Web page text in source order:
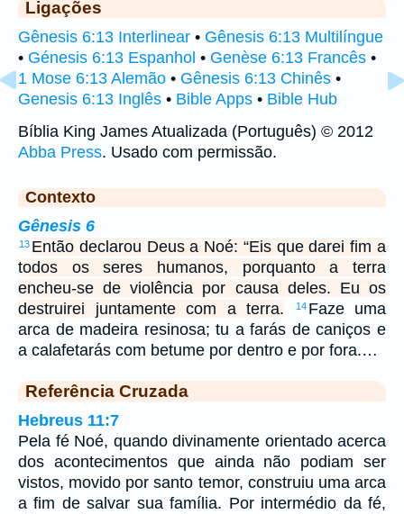
Ligações
Gênesis 6:13 Interlinear • Gênesis 6:13 Multilíngue
• Génesis 6:13 Espanhol • Genèse 6:13 Francês •
1 Mose 6:13 Alemão • Gênesis 6:13 Chinês •
Genesis 6:13 Inglês • Bible Apps • Bible Hub
Bíblia King James Atualizada (Português) © 2012
Abba Press. Usado com permissão.
Contexto
Gênesis 6
13 Então declarou Deus a Noé: “Eis que darei fim a
todos os seres humanos, porquanto a terra
encheu-se de violência por causa deles. Eu os
destruirei juntamente com a terra.
14 Faze uma
arca de madeira resinosa; tu a farás de caniços e
a calafetarás com betume por dentro e por fora.…
Referência Cruzada
Hebreus 11:7
Pela fé Noé, quando divinamente orientado acerca
dos acontecimentos que ainda não podiam ser
vistos, movido por santo temor, construiu uma arca
a fim de salvar sua família. Por intermédio da fé,